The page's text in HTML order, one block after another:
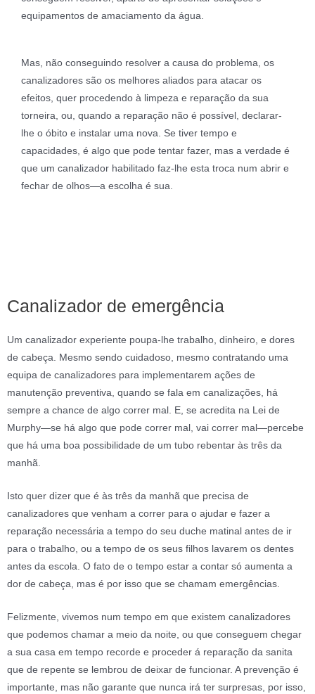
equipamentos de amaciamento da água.
Mas, não conseguindo resolver a causa do problema, os
canalizadores são os melhores aliados para atacar os
efeitos, quer procedendo à limpeza e reparação da sua
torneira, ou, quando a reparação não é possível, declarar-
lhe o óbito e instalar uma nova. Se tiver tempo e
capacidades, é algo que pode tentar fazer, mas a verdade é
que um canalizador habilitado faz-lhe esta troca num abrir e
fechar de olhos—a escolha é sua.
Canalizador de emergência
Um canalizador experiente poupa-lhe trabalho, dinheiro, e dores
de cabeça. Mesmo sendo cuidadoso, mesmo contratando uma
equipa de canalizadores para implementarem ações de
manutenção preventiva, quando se fala em canalizações, há
sempre a chance de algo correr mal. E, se acredita na Lei de
Murphy—se há algo que pode correr mal, vai correr mal—percebe
que há uma boa possibilidade de um tubo rebentar às três da
manhã.
Isto quer dizer que é às três da manhã que precisa de
canalizadores que venham a correr para o ajudar e fazer a
reparação necessária a tempo do seu duche matinal antes de ir
para o trabalho, ou a tempo de os seus filhos lavarem os dentes
antes da escola. O fato de o tempo estar a contar só aumenta a
dor de cabeça, mas é por isso que se chamam emergências.
Felizmente, vivemos num tempo em que existem canalizadores
que podemos chamar a meio da noite, ou que conseguem chegar
a sua casa em tempo recorde e proceder á reparação da sanita
que de repente se lembrou de deixar de funcionar. A prevenção é
importante, mas não garante que nunca irá ter surpresas, por isso,